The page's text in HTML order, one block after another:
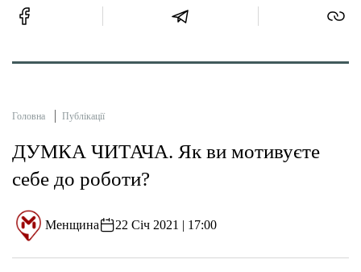
Головна Публікації
ДУМКА ЧИТАЧА. Як ви мотивуєте
себе до роботи?
Менщина 22 Січ 2021 | 17:00